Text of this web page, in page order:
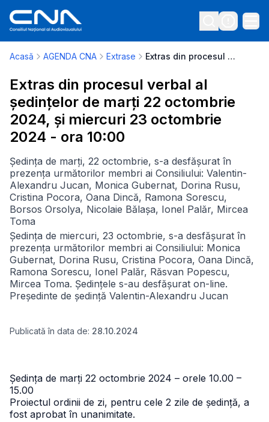
Acasă AGENDA CNA Extrase Extras din procesul verbal al ședințelor de marți 22 octombrie 2024, și miercuri 23 octombrie 2024 - ora 10:00
Extras din procesul verbal al
ședințelor de marți 22 octombrie
2024, și miercuri 23 octombrie
2024 - ora 10:00
Ședința de marți, 22 octombrie, s-a desfășurat în
prezența următorilor membri ai Consiliului: Valentin-
Alexandru Jucan, Monica Gubernat, Dorina Rusu,
Cristina Pocora, Oana Dincă, Ramona Sorescu,
Borsos Orsolya, Nicolaie Bălașa, Ionel Palăr, Mircea
Toma
Ședința de miercuri, 23 octombrie, s-a desfășurat în
prezența următorilor membri ai Consiliului: Monica
Gubernat, Dorina Rusu, Cristina Pocora, Oana Dincă,
Ramona Sorescu, Ionel Palăr, Răsvan Popescu,
Mircea Toma. Ședințele s-au desfășurat on-line.
Președinte de ședință Valentin-Alexandru Jucan
Publicată în data de: 28.10.2024
Ședința de marți 22 octombrie 2024 – orele 10.00 –
15.00
Proiectul ordinii de zi, pentru cele 2 zile de ședință, a
fost aprobat în unanimitate.